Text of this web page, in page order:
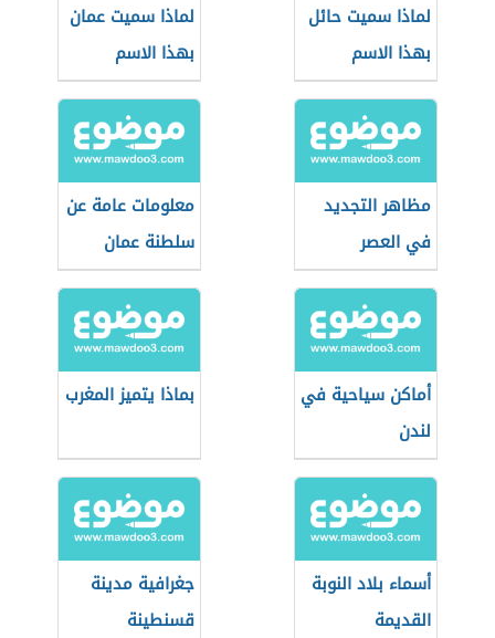
لماذا سميت حائل
بهذا الاسم
لماذا سميت عمان
بهذا الاسم
مظاهر التجديد
في العصر
العباسي
معلومات عامة عن
سلطنة عمان
أماكن سياحية في
لندن
بماذا يتميز المغرب
أسماء بلاد النوبة
القديمة
جغرافية مدينة
قسنطينة